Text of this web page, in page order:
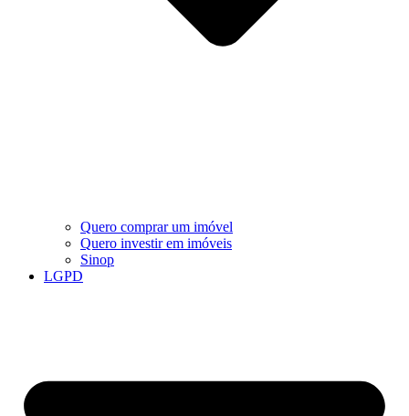
Quero comprar um imóvel
Quero investir em imóveis
Sinop
LGPD